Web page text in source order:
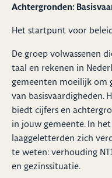
Achtergronden:
Het startpunt voor
De groep volwassenen
taal en rekenen in
gemeenten moeilijk om
van basisvaardigheden.
biedt cijfers en
in jouw gemeente. In
laaggeletterden zich
te weten: verhouding
en gezinssituatie.